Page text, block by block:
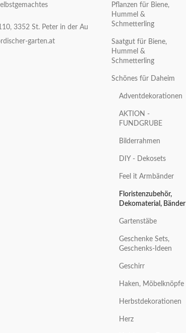
3352 St. Peter in der Au
garten.at
Pflanzen für Biene,
Hummel &
Schmetterling
Saatgut für Biene,
Hummel &
Schmetterling
Schönes für Daheim
Adventdekorationen
AKTION -
FUNDGRUBE
Bilderrahmen
DIY - Dekosets
Feel it Armbänder
Floristenzubehör,
Dekomaterial, Bänder
Gartenstäbe
Geschenke Sets,
Geschenks-Ideen
Geschirr
Haken, Möbelknöpfe
Herbstdekorationen
Herz